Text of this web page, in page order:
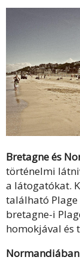
Bretagne és
történelmi
a látogatókat.
található Plage
bretagne-i
homokjával és
Normandiában